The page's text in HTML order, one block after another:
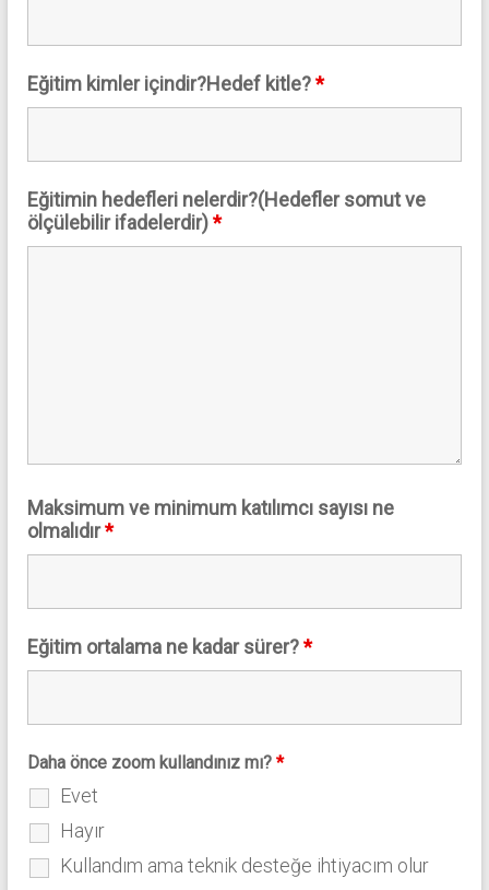
Eğitim kimler içindir?Hedef kitle?*
Eğitimin hedefleri nelerdir?(Hedefler somut ve
ölçülebilir ifadelerdir)*
Maksimum ve minimum katılımcı sayısı ne
olmalıdır*
Eğitim ortalama ne kadar sürer?*
Daha önce zoom kullandınız mı? *
Evet
Hayır
Kullandım ama teknik desteğe ihtiyacım olur